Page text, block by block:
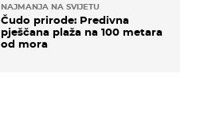
NAJMANJA NA SVIJETU
Čudo prirode: Predivna
pješčana plaža na 100 metara
od mora